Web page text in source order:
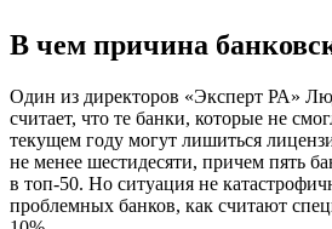
В чем причина
Один из директоров «Эксперт РА»
считает, что те банки, которые не
текущем году могут лишиться
не менее шестидесяти, причем пять
в топ-50. Но ситуация не
проблемных банков, как считают